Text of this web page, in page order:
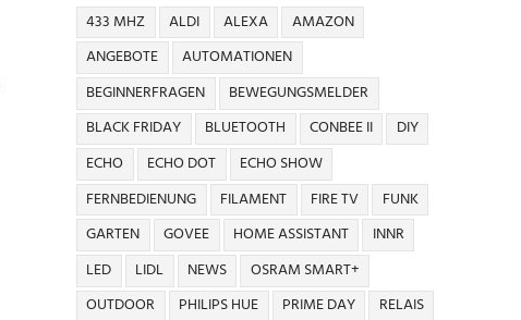
433 MHZ ALDI ALEXA
AMAZON
ANGEBOTE
AUTOMATIONEN
BEGINNERFRAGEN
BEWEGUNGSMELDER
BLACK FRIDAY
BLUETOOTH CONBEE II
DIY
ECHO
ECHO DOT
ECHO SHOW
FERNBEDIENUNG
FILAMENT FIRE TV
FUNK
GARTEN
GOVEE HOME ASSISTANT
INNR
LED
LIDL NEWS
OSRAM SMART+
OUTDOOR
PHILIPS HUE PRIME DAY
RELAIS